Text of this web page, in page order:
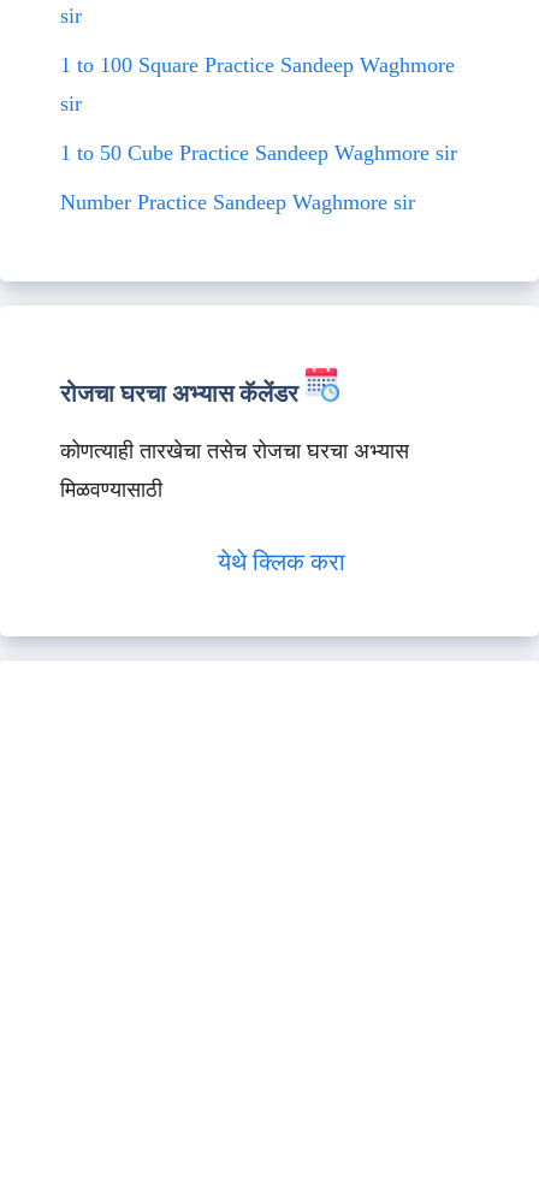
sir
1 to 100 Square Practice Sandeep Waghmore
sir
1 to 50 Cube Practice Sandeep Waghmore sir
Number Practice Sandeep Waghmore sir
रोजचा घरचा अभ्यास कॅलेंडर
कोणत्याही तारखेचा तसेच रोजचा घरचा अभ्यास
मिळवण्यासाठी
येथे क्लिक करा